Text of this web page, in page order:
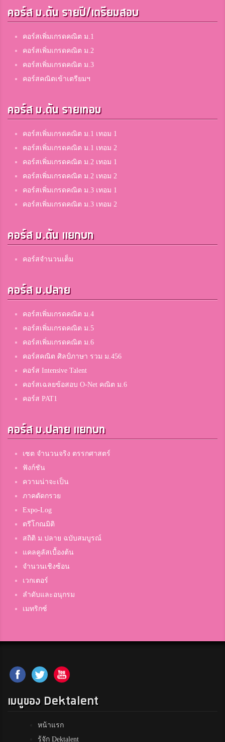
คอร์ส ม.ต้น รายปี/เตรียมสอบ
คอร์สเพิ่มเกรดคณิต ม.1
คอร์สเพิ่มเกรดคณิต ม.2
คอร์สเพิ่มเกรดคณิต ม.3
คอร์สคณิตเข้าเตรียมฯ
คอร์ส ม.ต้น รายเทอม
คอร์สเพิ่มเกรดคณิต ม.1 เทอม 1
คอร์สเพิ่มเกรดคณิต ม.1 เทอม 2
คอร์สเพิ่มเกรดคณิต ม.2 เทอม 1
คอร์สเพิ่มเกรดคณิต ม.2 เทอม 2
คอร์สเพิ่มเกรดคณิต ม.3 เทอม 1
คอร์สเพิ่มเกรดคณิต ม.3 เทอม 2
คอร์ส ม.ต้น แยกบท
คอร์สจำนวนเต็ม
คอร์ส ม.ปลาย
คอร์สเพิ่มเกรดคณิต ม.4
คอร์สเพิ่มเกรดคณิต ม.5
คอร์สเพิ่มเกรดคณิต ม.6
คอร์สคณิต ศิลป์ภาษา รวม ม.456
คอร์ส Intensive Talent
คอร์สเฉลยข้อสอบ O-Net คณิต ม.6
คอร์ส PAT1
คอร์ส ม.ปลาย แยกบท
เซต จำนวนจริง ตรรกศาสตร์
ฟังก์ชัน
ความน่าจะเป็น
ภาคตัดกรวย
Expo-Log
ตรีโกณมิติ
สถิติ ม.ปลาย ฉบับสมบูรณ์
แคลคูลัสเบื้องต้น
จำนวนเชิงซ้อน
เวกเตอร์
ลำดับและอนุกรม
เมทริกซ์
เมนูของ Dektalent
หน้าแรก
รู้จัก Dektalent